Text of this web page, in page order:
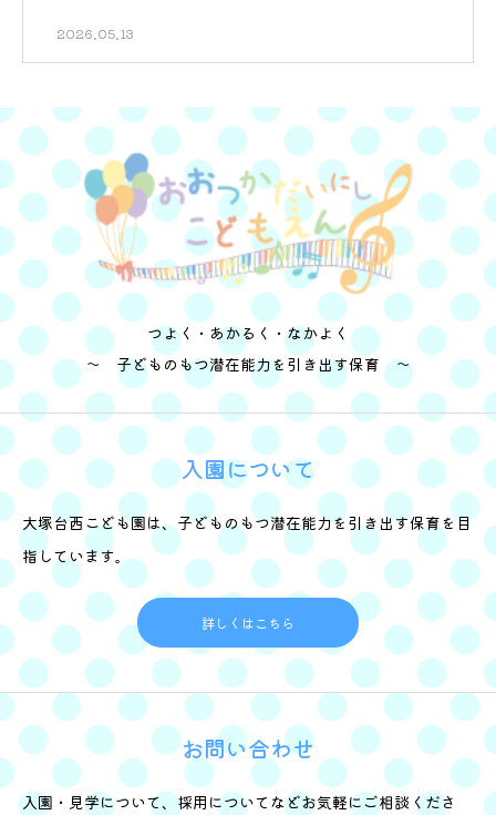
2026.05.13
つよく・あかるく・なかよく
～ 子どものもつ潜在能力を引き出す保育 ～
入園について
大塚台西こども園は、子どものもつ潜在能力を引き出す保育を目
指しています。
詳しくはこちら
お問い合わせ
入園・見学について、採用についてなどお気軽にご相談くださ